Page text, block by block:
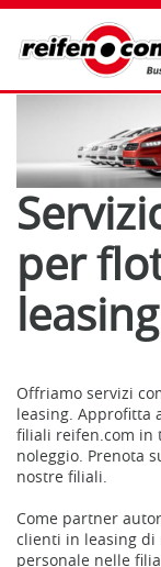
per
leasing
Offriamo servizi
leasing. Approfitta
filiali reifen.com in
noleggio. Prenota
nostre filiali.
Come partner
clienti in leasing
personale nelle